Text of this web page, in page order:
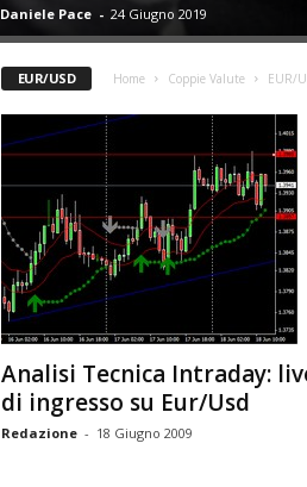
Daniele Pace - 24 Giugno 2019
EUR/USD Home Coppie Valute EUR/
Analisi Tecnica Intraday:
di ingresso su Eur/Usd
Redazione - 18 Giugno 2009